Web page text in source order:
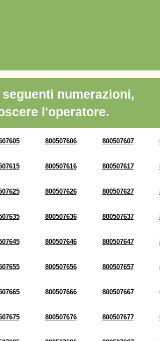
numerazioni,
l'operatore.
800507606 800507607
800507616 800507617
800507626 800507627
800507636 800507637
800507646 800507647
800507656 800507657
800507666 800507667
800507676 800507677